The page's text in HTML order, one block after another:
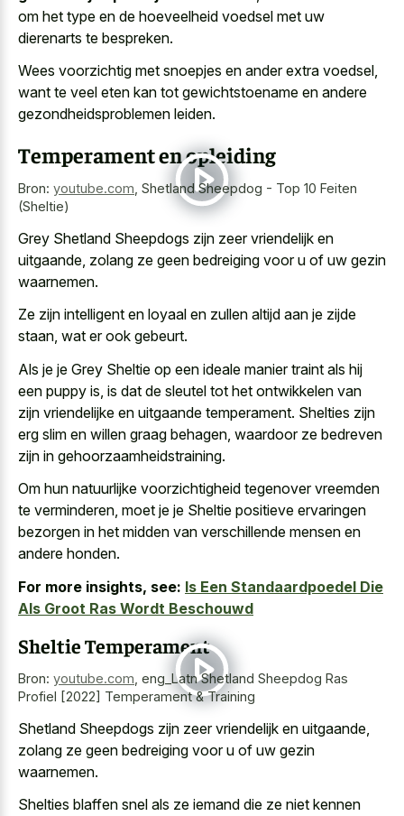
om het type en de hoeveelheid voedsel met uw
dierenarts te bespreken.
Wees voorzichtig met snoepjes en ander extra voedsel,
want te veel eten kan tot gewichtstoename en andere
gezondheidsproblemen leiden.
Temperament en opleiding
Bron: youtube.com, Shetland Sheepdog - Top 10 Feiten
(Sheltie)
Grey Shetland Sheepdogs zijn zeer vriendelijk en
uitgaande, zolang ze geen bedreiging voor u of uw gezin
waarnemen.
Ze zijn intelligent en loyaal en zullen altijd aan je zijde
staan, wat er ook gebeurt.
Als je je Grey Sheltie op een ideale manier traint als hij
een puppy is, is dat de sleutel tot het ontwikkelen van
zijn vriendelijke en uitgaande temperament. Shelties zijn
erg slim en willen graag behagen, waardoor ze bedreven
zijn in gehoorzaamheidstraining.
Om hun natuurlijke voorzichtigheid tegenover vreemden
te verminderen, moet je je Sheltie positieve ervaringen
bezorgen in het midden van verschillende mensen en
andere honden.
For more insights, see: Is Een Standaardpoedel Die
Als Groot Ras Wordt Beschouwd
Sheltie Temperament
Bron: youtube.com, eng_Latn Shetland Sheepdog Ras
Profiel [2022] Temperament & Training
Shetland Sheepdogs zijn zeer vriendelijk en uitgaande,
zolang ze geen bedreiging voor u of uw gezin
waarnemen.
Shelties blaffen snel als ze iemand die ze niet kennen